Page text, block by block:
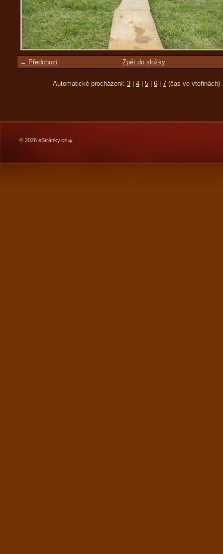
← Předchozí Zpět do složky
Automatické procházení: 3 4 5 6 7 (čas ve vteřinách)
© 2026 eStránky.cz